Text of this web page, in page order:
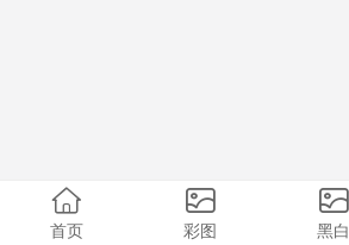
首页 彩图 黑白